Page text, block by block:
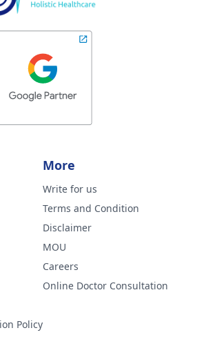
Policy
More
Write for us
Terms and Condition
Disclaimer
MOU
Careers
Online Doctor Consultation